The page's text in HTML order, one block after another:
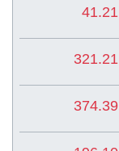
41.21
321.21
374.39